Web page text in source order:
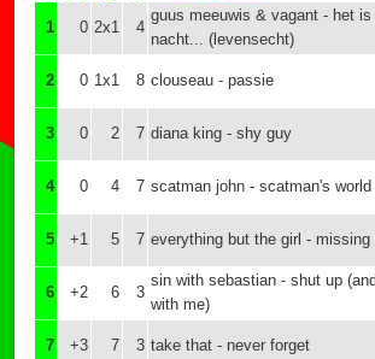
1 0 2x1 4
guus meeuwis & vagant - het is
nacht... (levensecht)
2 0 1x1 8 clouseau - passie
3 0 2 7 diana king - shy guy
4 0 4 7 scatman john - scatman's world
5 +1 5 7 everything but the girl - missing
6 +2 6 3
sin with sebastian - shut up
with me)
7 +3 7 3 take that - never forget